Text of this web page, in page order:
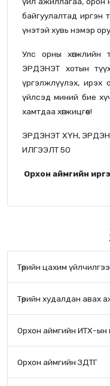
байгуулалтад иргэн
үнэтэй хувь нэмэр
Улс орны хөгжлийн
ЭРДЭНЭТ хотын
үргэлжлүүлэх, ирэх
үйлсэд миний бие
хамтдаа хөгжицгөөе!
ЭРДЭНЭТ ХҮН,
ИЛГЭЭЛТ 50
Орхон аймгийн
Төрийн цахим
Төрийн худалдан авах
Орхон аймгийн ИТХ-ын
Орхон аймгийн ЗДТГ